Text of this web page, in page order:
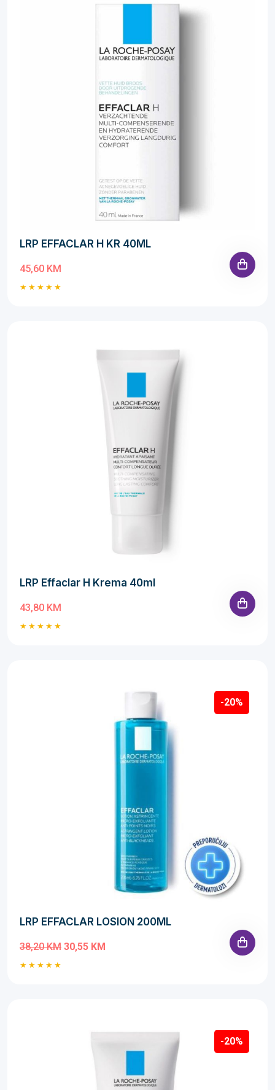
LRP EFFACLAR H KR 40ML
45,60 KM
LRP Effaclar H Krema 40ml
43,80 KM
-20%
LRP EFFACLAR LOSION 200ML
38,20 KM 30,55 KM
-20%